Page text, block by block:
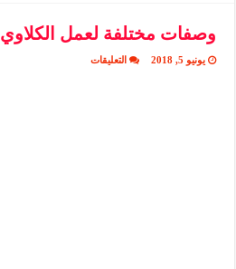
وصفات مختلفة لعمل الكلاوي
يونيو 5, 2018 التعليقاتعلى